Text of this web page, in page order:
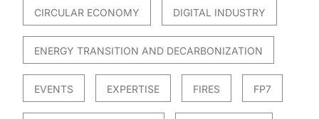
CIRCULAR ECONOMY DIGITAL INDUSTRY
ENERGY TRANSITION AND DECARBONIZATION
EVENTS EXPERTISE FIRES FP7